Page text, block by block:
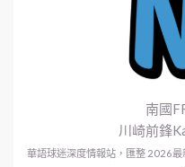
南國
川崎前鋒
華語球迷深度情報站，匯整 2026